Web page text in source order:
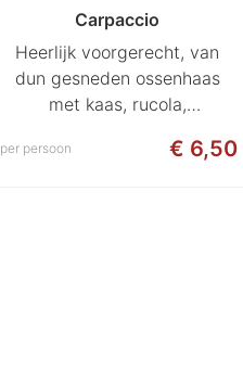
Carpaccio
Heerlijk voorgerecht, van
dun gesneden ossenhaas
met kaas, rucola,
truffelmayonaise.€ 6,50
per persoon